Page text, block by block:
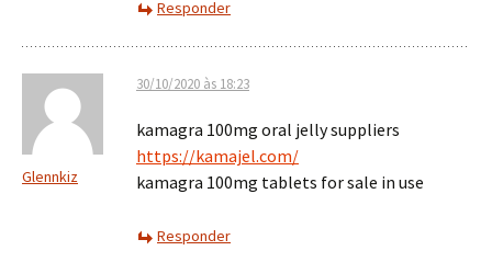
Responder
Glennkiz
30/10/2020 às 18:23
kamagra 100mg oral jelly suppliers
https://kamajel.com/
kamagra 100mg tablets for sale in use
Responder